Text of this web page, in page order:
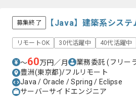
募集終了 【Java】建築系シス
リモートOK 30代活躍中 40代活躍中
〜60万円／月 業務委託(フリー
豊洲(東京都)/フルリモート
Java / Oracle / Spring / Eclipse
サーバーサイドエンジニア